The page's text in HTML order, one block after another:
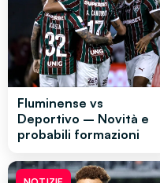
Fluminense vs
Deportivo – Novità e
probabili formazioni